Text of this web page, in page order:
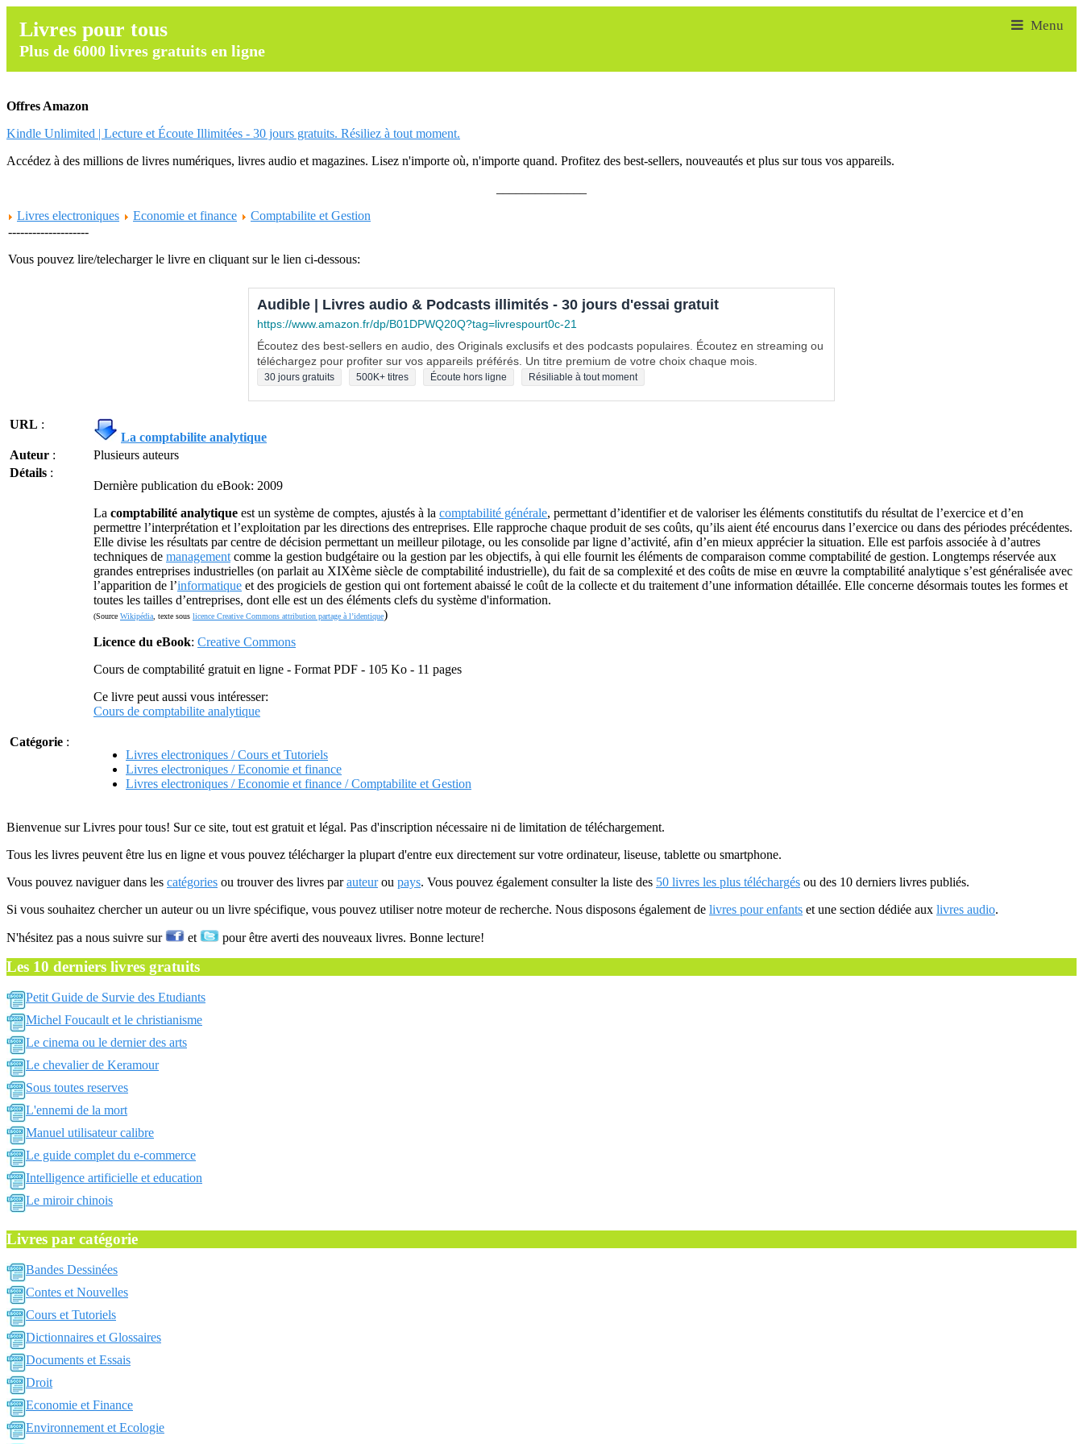
Livres pour tous
Plus de 6000 livres gratuits en ligne
Offres Amazon
Kindle Unlimited | Lecture et Écoute Illimitées - 30 jours gratuits. Résiliez à tout moment.
Accédez à des millions de livres numériques, livres audio et magazines. Lisez n'importe où, n'importe quand. Profitez des best-sellers, nouveautés et plus sur tous vos appareils.
Livres electroniques
Economie et finance
Comptabilite et Gestion
--------------------
Vous pouvez lire/telecharger le livre en cliquant sur le lien ci-dessous:
Audible | Livres audio & Podcasts illimités - 30 jours d'essai gratuit
https://www.amazon.fr/dp/B01DPWQ20Q?tag=livrespourt0c-21
Écoutez des best-sellers en audio, des Originals exclusifs et des podcasts populaires. Écoutez en streaming ou
téléchargez pour profiter sur vos appareils préférés. Un titre premium de votre choix chaque mois.
30 jours gratuits 500K+ titres Écoute hors ligne Résiliable à tout moment
URL :
La comptabilite analytique
Auteur :
Plusieurs auteurs
Détails :
Dernière publication du eBook: 2009
La comptabilité analytique est un système de comptes, ajustés à la comptabilité générale, permettant d’identifier et de valoriser les éléments constitutifs du résultat de l’exercice et d’en
permettre l’interprétation et l’exploitation par les directions des entreprises. Elle rapproche chaque produit de ses coûts, qu’ils aient été encourus dans l’exercice ou dans des périodes précédentes.
Elle divise les résultats par centre de décision permettant un meilleur pilotage, ou les consolide par ligne d’activité, afin d’en mieux apprécier la situation. Elle est parfois associée à d’autres
techniques de management comme la gestion budgétaire ou la gestion par les objectifs, à qui elle fournit les éléments de comparaison comme comptabilité de gestion. Longtemps réservée aux
grandes entreprises industrielles (on parlait au XIXème siècle de comptabilité industrielle), du fait de sa complexité et des coûts de mise en œuvre la comptabilité analytique s’est généralisée avec
l’apparition de l’informatique et des progiciels de gestion qui ont fortement abaissé le coût de la collecte et du traitement d’une information détaillée. Elle concerne désormais toutes les formes et
toutes les tailles d’entreprises, dont elle est un des éléments clefs du système d'information.
(Source Wikipédia , texte sous licence Creative Commons attribution partage à l’identique)
Licence du eBook: Creative Commons
Cours de comptabilité gratuit en ligne - Format PDF - 105 Ko - 11 pages
Ce livre peut aussi vous intéresser:
Cours de comptabilite analytique
Catégorie :
Livres electroniques / Cours et Tutoriels
Livres electroniques / Economie et finance
Livres electroniques / Economie et finance / Comptabilite et Gestion
Bienvenue sur Livres pour tous! Sur ce site, tout est gratuit et légal. Pas d'inscription nécessaire ni de limitation de téléchargement.
Tous les livres peuvent être lus en ligne et vous pouvez télécharger la plupart d'entre eux directement sur votre ordinateur, liseuse, tablette ou smartphone.
Vous pouvez naviguer dans les catégories ou trouver des livres parauteurou pays. Vous pouvez également consulter la liste des 50 livres les plus téléchargés ou des 10 derniers livres publiés.
Si vous souhaitez chercher un auteur ou un livre spécifique, vous pouvez utiliser notre moteur de recherche. Nous disposons également de livres pour enfants et une section dédiée aux livres audio.
N'hésitez pas a nous suivre sur et pour être averti des nouveaux livres. Bonne lecture!
Les 10 derniers livres gratuits
Petit Guide de Survie des Etudiants
Michel Foucault et le christianisme
Le cinema ou le dernier des arts
Le chevalier de Keramour
Sous toutes reserves
L'ennemi de la mort
Manuel utilisateur calibre
Le guide complet du e-commerce
Intelligence artificielle et education
Le miroir chinois
Livres par catégorie
Bandes Dessinées
Contes et Nouvelles
Cours et Tutoriels
Dictionnaires et Glossaires
Documents et Essais
Droit
Economie et Finance
Environnement et Ecologie